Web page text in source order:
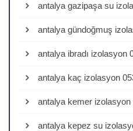
antalya gazipaşa su
antalya gündoğmuş
antalya ibradı izolasyon
antalya kaç izolasyon
antalya kemer izolasyon
antalya kepez su